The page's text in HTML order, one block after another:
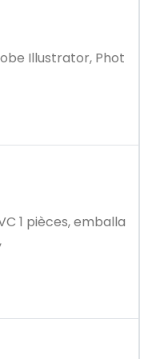
Illustrator, Phot
1 pièces, emballa